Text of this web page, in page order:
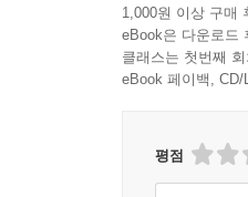
1,000원 이상 구매
eBook은 다운로드
클래스는 첫번째
eBook 페이백,
평점